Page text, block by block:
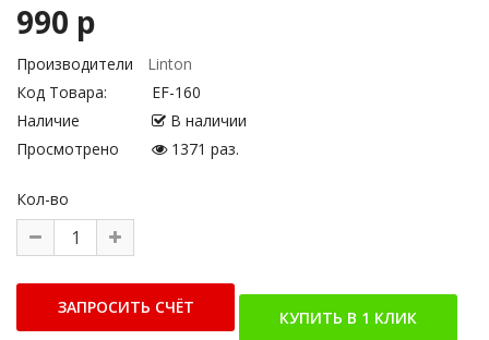
990 р
Производители
Linton
Код Товара:
EF-160
Наличие
В наличии
Просмотрено
1371 раз.
Кол-во